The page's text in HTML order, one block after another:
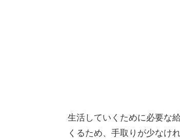
生活していくために必要な
くるため、手取りが少なけ